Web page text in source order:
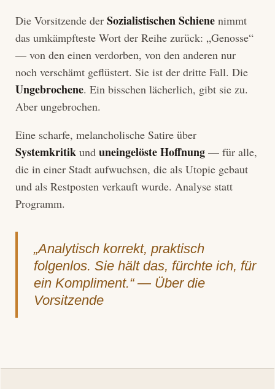
Die Vorsitzende der Sozialistischen Schiene nimmt
das umkämpfteste Wort der Reihe zurück: „Genosse“
— von den einen verdorben, von den anderen nur
noch verschämt geflüstert. Sie ist der dritte Fall. Die
Ungebrochene. Ein bisschen lächerlich, gibt sie zu.
Aber ungebrochen.
Eine scharfe, melancholische Satire über
Systemkritik und uneingelöste Hoffnung — für alle,
die in einer Stadt aufwuchsen, die als Utopie gebaut
und als Restposten verkauft wurde. Analyse statt
Programm.
„Analytisch korrekt, praktisch
folgenlos. Sie hält das, fürchte ich, für
ein Kompliment.“ — Über die
Vorsitzende